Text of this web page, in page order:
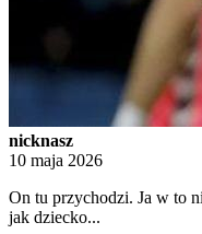
nicknasz
10 maja 2026
On tu przychodzi. Ja w to
jak dziecko...